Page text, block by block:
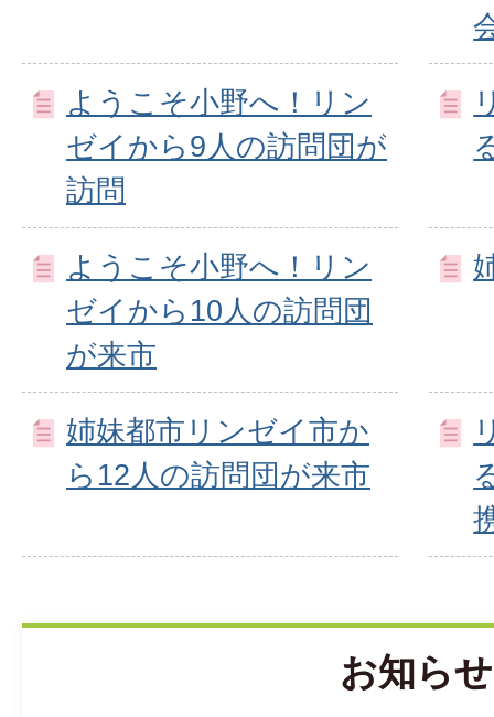
ようこそ小野へ！リン
ゼイから9人の訪問団が
訪問
ようこそ小野へ！リン
ゼイから10人の訪問団
が来市
姉妹都市リンゼイ市か
ら12人の訪問団が来市
お知らせ